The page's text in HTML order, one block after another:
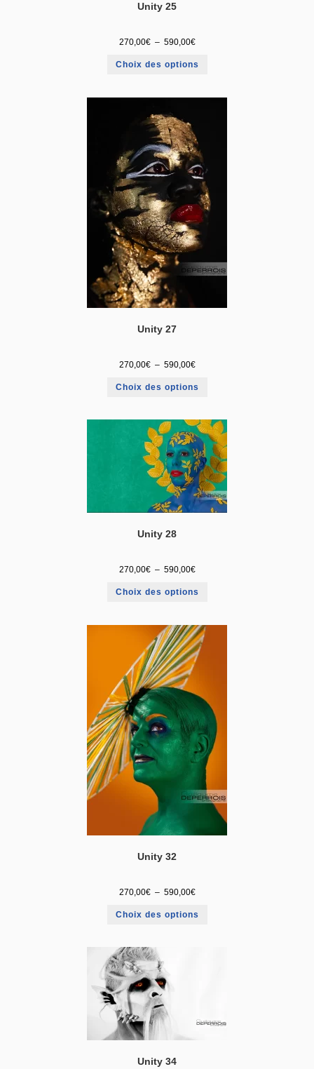
Unity 25
270,00€ – 590,00€
Choix des options
Unity 27
270,00€ – 590,00€
Choix des options
Unity 28
270,00€ – 590,00€
Choix des options
Unity 32
270,00€ – 590,00€
Choix des options
Unity 34